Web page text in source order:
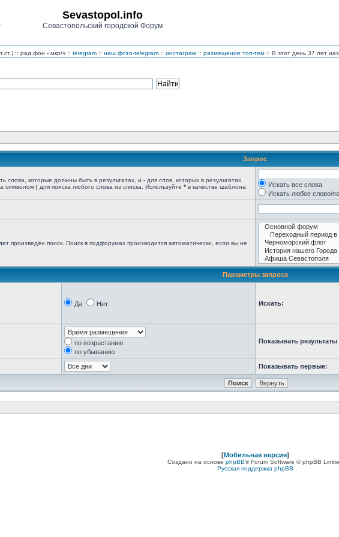
Sevastopol.info
Севастопольский городской Форум
:: рад.фон - мкр/ч :: telegram :: наш фото-telegram :: инстаграм :: размещение топ-тем :: В этот день 37 лет
Запрос
слова, которые должны быть в результатах, и - для слов, которых в результатах
символом | для поиска любого слова из списка. Используйте * в качестве шаблона
Искать все слова
Искать любое слово/
произведён поиск. Поиск в подфорумах производится автоматически, если вы не
Параметры запроса
Да Нет Искать:
по возрастанию
по убыванию
Показывать результаты
Показывать первые:
[Мобильная версия]
Создано на основе phpBB® Forum Software © phpBB
Русская поддержка phpBB